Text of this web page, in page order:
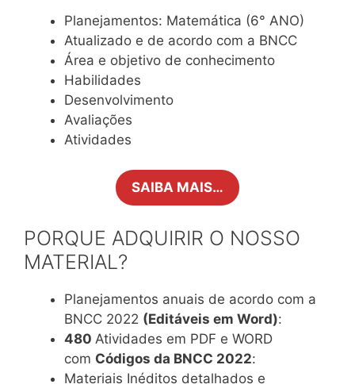
Planejamentos: Matemática (6° ANO)
Atualizado e de acordo com a BNCC
Área e objetivo de conhecimento
Habilidades
Desenvolvimento
Avaliações
Atividades
SAIBA MAIS…
PORQUE ADQUIRIR O NOSSO
MATERIAL?
Planejamentos anuais de acordo com a
BNCC 2022 (Editáveis em Word):
480 Atividades em PDF e WORD
com Códigos da BNCC 2022:
Materiais Inéditos detalhados e